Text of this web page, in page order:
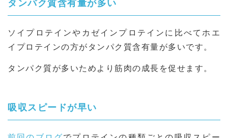
タンパク質含有量が多い
ソイプロテインやカゼインプロテインに比べてホエ
イプロテインの方がタンパク質含有量が多いです。
タンパク質が多いためより筋肉の成長を促せます。
吸収スピードが早い